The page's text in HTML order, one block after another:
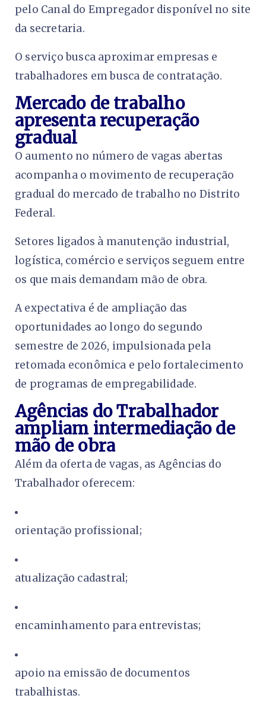
pelo Canal do Empregador disponível no site
da secretaria.
O serviço busca aproximar empresas e
trabalhadores em busca de contratação.
Mercado de trabalho
apresenta recuperação
gradual
O aumento no número de vagas abertas
acompanha o movimento de recuperação
gradual do mercado de trabalho no Distrito
Federal.
Setores ligados à manutenção industrial,
logística, comércio e serviços seguem entre
os que mais demandam mão de obra.
A expectativa é de ampliação das
oportunidades ao longo do segundo
semestre de 2026, impulsionada pela
retomada econômica e pelo fortalecimento
de programas de empregabilidade.
Agências do Trabalhador
ampliam intermediação de
mão de obra
Além da oferta de vagas, as Agências do
Trabalhador oferecem:
orientação profissional;
atualização cadastral;
encaminhamento para entrevistas;
apoio na emissão de documentos
trabalhistas.